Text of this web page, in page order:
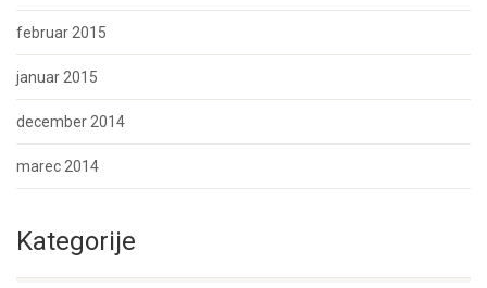
februar 2015
januar 2015
december 2014
marec 2014
Kategorije